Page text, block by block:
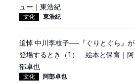
ュー｜東浩紀
文化 東浩紀
追悼 中川李枝子──『ぐりとぐら』が
登場するとき（1） 絵本と保育｜阿
部卓也
文化 阿部卓也